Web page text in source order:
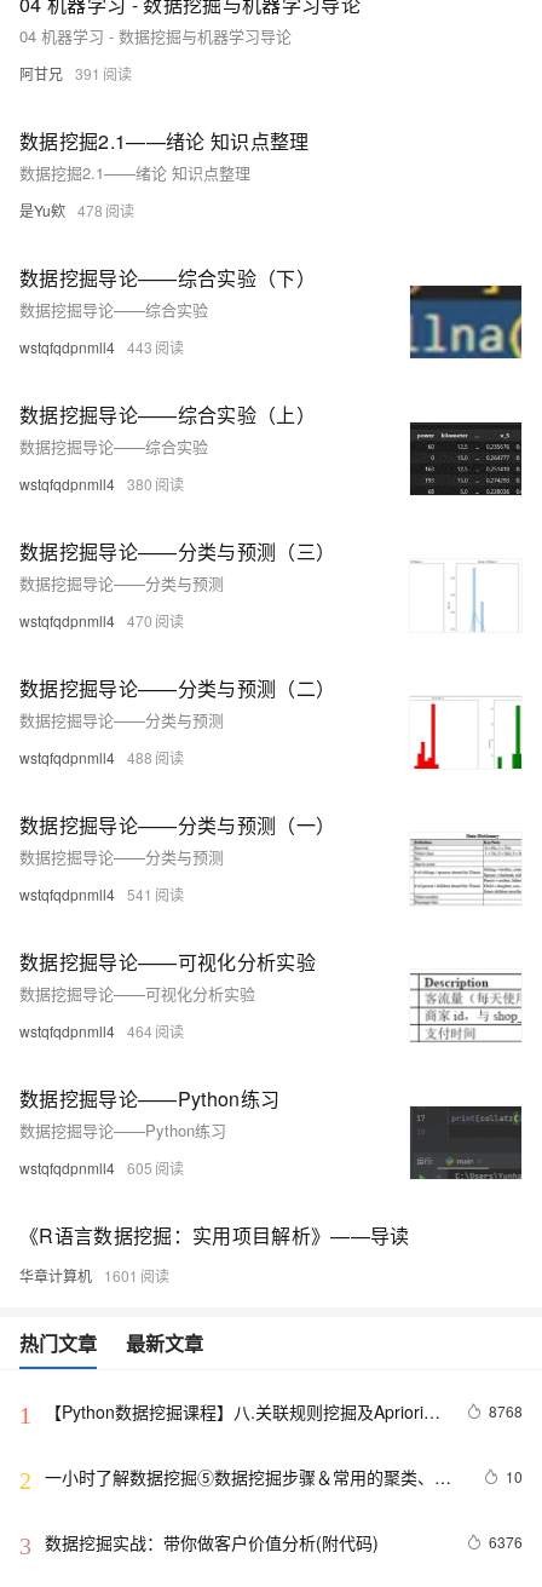
04 机器学习 - 数据挖掘与机器学习导论
阿甘兄 391
数据挖掘2.1——绪论 知识点整理
数据挖掘2.1——绪论 知识点整理
是Yu欸 478
数据挖掘导论——综合实验（下）
数据挖掘导论——综合实验
wstqfqdpnmll4 443
数据挖掘导论——综合实验（上）
数据挖掘导论——综合实验
wstqfqdpnmll4 380
数据挖掘导论——分类与预测（三）
数据挖掘导论——分类与预测
wstqfqdpnmll4 470
数据挖掘导论——分类与预测（二）
数据挖掘导论——分类与预测
wstqfqdpnmll4 488
数据挖掘导论——分类与预测（一）
数据挖掘导论——分类与预测
wstqfqdpnmll4 541
数据挖掘导论——可视化分析实验
数据挖掘导论——可视化分析实验
wstqfqdpnmll4 464
数据挖掘导论——Python练习
数据挖掘导论——Python练习
wstqfqdpnmll4 605
《R语言数据挖掘：实用项目解析》——导读
华章计算机 1601
热门文章 最新文章
1
【Python数据挖掘课程】八.关联规则挖掘及Apriori实
8768
2 一小时了解数据挖掘⑤数据挖掘步骤＆常用的聚类、决
10
3 数据挖掘实战：带你做客户价值分析(附代码) 6376